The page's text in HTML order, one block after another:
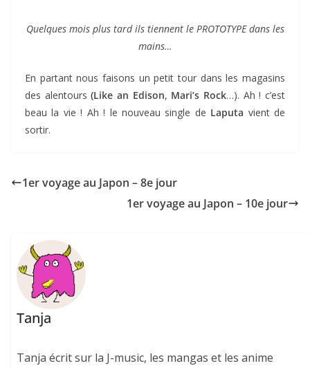
Quelques mois plus tard ils tiennent le PROTOTYPE dans les
mains…
En partant nous faisons un petit tour dans les magasins
des alentours(Like an Edison, Mari’s Rock…). Ah ! c’est
beau la vie ! Ah ! le nouveau single de Laputa vient de
sortir.
1er voyage au Japon – 8e jour
1er voyage au Japon – 10e jour
Tanja
Tanja écrit sur la J-music, les mangas et les anime